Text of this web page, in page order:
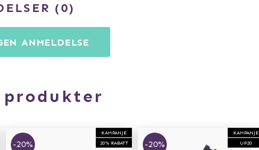
0
ANMELDELSE
KAMPANJE
20% RABATT
-20%
KAMPANJE
UP20
-20%